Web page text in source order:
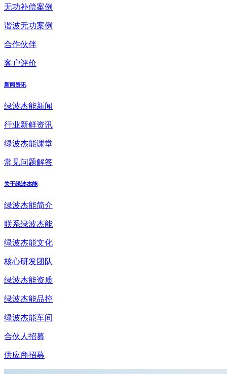
无功补偿案例
谐波无功案例
合作伙伴
客户评价
新闻资讯
绿波杰能新闻
行业新鲜资讯
绿波杰能课堂
常见问题解答
关于绿波杰能
绿波杰能简介
联系绿波杰能
绿波杰能文化
核心研发团队
绿波杰能资质
绿波杰能品控
绿波杰能车间
合伙人招募
供应商招募